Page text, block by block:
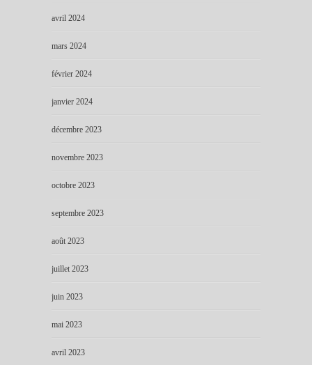
avril 2024
mars 2024
février 2024
janvier 2024
décembre 2023
novembre 2023
octobre 2023
septembre 2023
août 2023
juillet 2023
juin 2023
mai 2023
avril 2023